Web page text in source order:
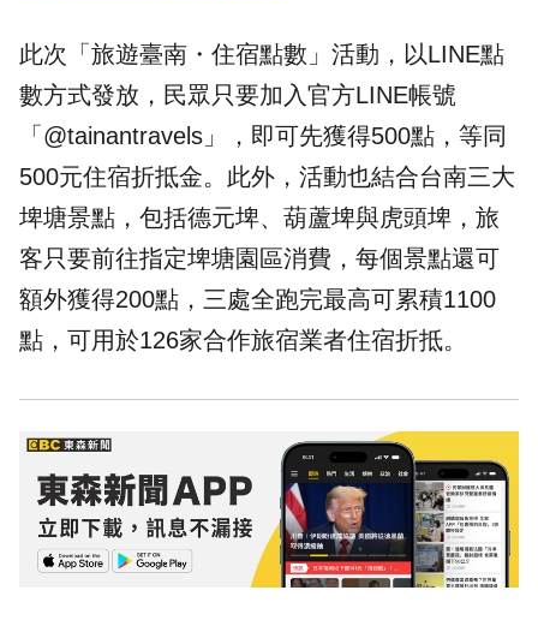
此次「旅遊臺南・住宿點數」活動，以LINE點
數方式發放，民眾只要加入官方LINE帳號
「@tainantravels」，即可先獲得500點，等同
500元住宿折抵金。此外，活動也結合台南三大
埤塘景點，包括德元埤、葫蘆埤與虎頭埤，旅
客只要前往指定埤塘園區消費，每個景點還可
額外獲得200點，三處全跑完最高可累積1100
點，可用於126家合作旅宿業者住宿折抵。